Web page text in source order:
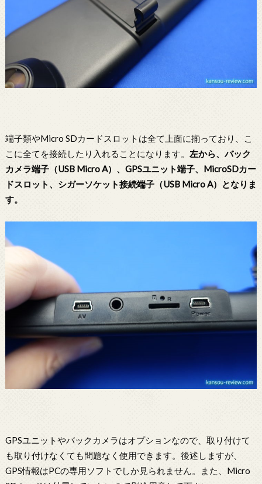
端子類やMicro SDカードスロットは全て上面に揃っており、こ
こに全てを接続したり入れることになります。 左から、バック
カメラ端子（USB Micro A）、GPSユニット端子、MicroSDカー
ドスロット、シガーソケット接続端子（USB Micro A）となりま
す。
GPSユニットやバックカメラはオプションなので、取り付けて
も取り付けなくても問題なく使用できます。後述しますが、
GPS情報はPCの専用ソフトでしか見られません。また、Micro